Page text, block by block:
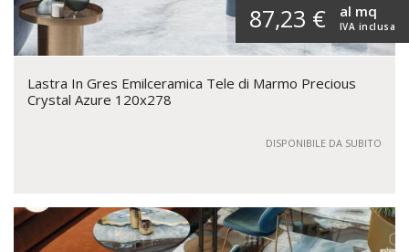
87,23 € IVA inclusa
al mq
Lastra In Gres Emilceramica Tele di Marmo Precious
Crystal Azure 120x278
DISPONIBILE DA SUBITO